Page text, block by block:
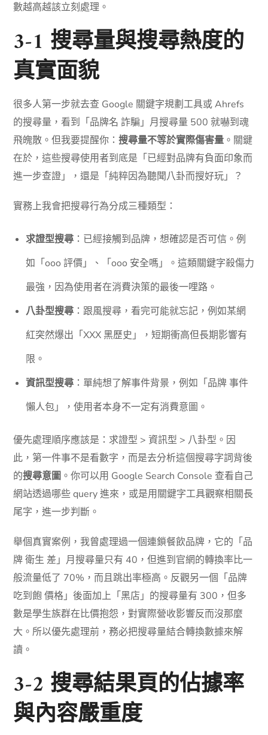
數越高越該立刻處理。
3-1 搜尋量與搜尋熱度的
真實面貌
很多人第一步就去查 Google 關鍵字規劃工具或 Ahrefs
的搜尋量，看到「品牌名 詐騙」月搜尋量 500 就嚇到魂
飛魄散。但我要提醒你：搜尋量不等於實際傷害量 。關鍵
在於，這些搜尋使用者到底是「已經對品牌有負面印象而
進一步查證」，還是「純粹因為聽聞八卦而搜好玩」？
實務上我會把搜尋行為分成三種類型：
求證型搜尋 ：已經接觸到品牌，想確認是否可信。例
如「ooo 評價」、「ooo 安全嗎」。這類關鍵字殺傷力
最強，因為使用者在消費決策的最後一哩路。
八卦型搜尋 ：跟風搜尋，看完可能就忘記，例如某網
紅突然爆出「XXX 黑歷史」，短期衝高但長期影響有
限。
資訊型搜尋 ：單純想了解事件背景，例如「品牌 事件
懶人包」，使用者本身不一定有消費意圖。
優先處理順序應該是：求證型 > 資訊型 > 八卦型。因
此，第一件事不是看數字，而是去分析這個搜尋字詞背後
的搜尋意圖 。你可以用 Google Search Console 查看自己
網站透過哪些 query 進來，或是用關鍵字工具觀察相關長
尾字，進一步判斷。
舉個真實案例，我曾處理過一個連鎖餐飲品牌，它的「品
牌 衛生 差」月搜尋量只有 40，但進到官網的轉換率比一
般流量低了 70%，而且跳出率極高。反觀另一個「品牌
吃到飽 價格」後面加上「黑店」的搜尋量有 300，但多
數是學生族群在比價抱怨，對實際營收影響反而沒那麼
大。所以優先處理前，務必把搜尋量結合轉換數據來解
讀。
3-2 搜尋結果頁的佔據率
與內容嚴重度